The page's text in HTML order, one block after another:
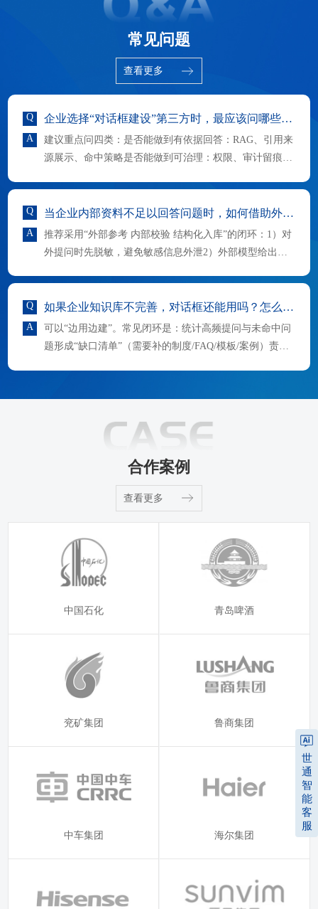
常见问题
查看更多
Q 企业选择“对话框建设”第三方时，最应该问哪些问题？
A
建议重点问四类：是否能做到有依据回答：RAG、引用来
源展示、命中策略是否能做到可治理：权限、审计留痕、
Q
当企业内部资料不足以回答问题时，如何借助外部大模型补充又不失控？
A
推荐采用“外部参考 内部校验 结构化入库”的闭环：1）对
外提问时先脱敏，避免敏感信息外泄2）外部模型给出参
Q 如果企业知识库不完善，对话框还能用吗？怎么逐步补齐？
A
可以“边用边建”。常见闭环是：统计高频提问与未命中问
题形成“缺口清单”（需要补的制度/FAQ/模板/案例）责任
合作案例
查看更多
中国石化 青岛啤酒
兖矿集团 鲁商集团
中车集团 海尔集团
世
通
智
能
客
服